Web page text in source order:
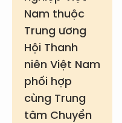
Nam thuộc
Trung ương
Hội Thanh
niên Việt Nam
phối hợp
cùng Trung
tâm Chuyển